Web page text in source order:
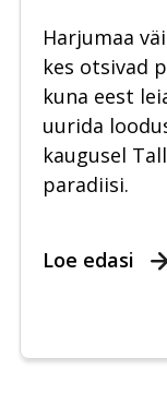
Harjumaa
kes otsivad
kuna eest
uurida
kaugusel
paradiisi.
Loe edasi